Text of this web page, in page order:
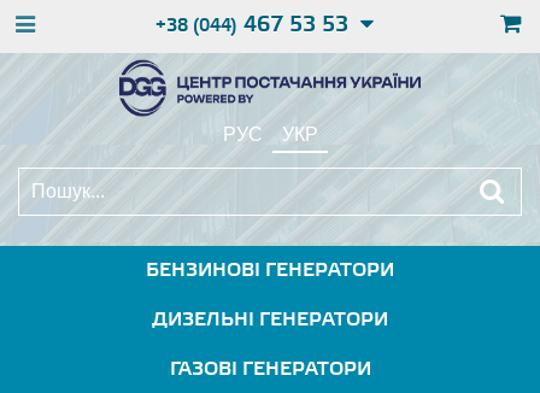
+38 (044) 467 53 53
РУС УКР
БЕНЗИНОВІ ГЕНЕРАТОРИ
ДИЗЕЛЬНІ ГЕНЕРАТОРИ
ГАЗОВІ ГЕНЕРАТОРИ